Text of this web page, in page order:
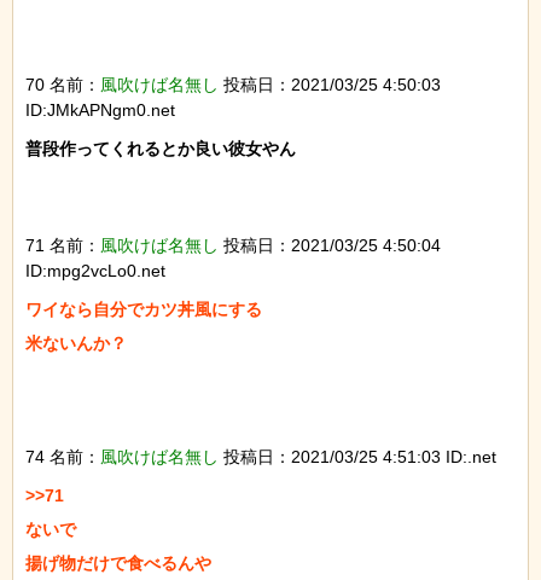
70 名前： 風吹けば名無し 投稿日：2021/03/25 4:50:03
ID:JMkAPNgm0.net
普段作ってくれるとか良い彼女やん
71 名前： 風吹けば名無し 投稿日：2021/03/25 4:50:04
ID:mpg2vcLo0.net
ワイなら自分でカツ丼風にする
米ないんか？
74 名前： 風吹けば名無し 投稿日：2021/03/25 4:51:03 ID:.net
>>71
ないで
揚げ物だけで食べるんや